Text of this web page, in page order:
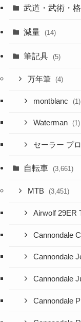
武道・武術・
減量 (14)
筆記具 (5)
万年筆 (4)
montblanc (1)
Waterman (1)
セーラー プ
自転車 (3,661)
MTB (3,451)
Airwolf 29ER
Cannondale
Cannondale
Cannondale
Cannondale